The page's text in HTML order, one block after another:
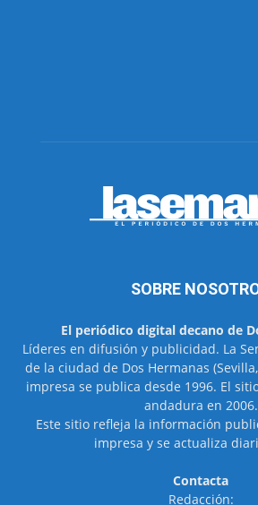
SOBRE
El periódico digital decano de
Líderes en difusión y publicidad. La
de la ciudad de Dos Hermanas
impresa se publica desde 1996. El
andadura en 2006.
Este sitio refleja la información
impresa y se actualiza
Contacta
Redacción: